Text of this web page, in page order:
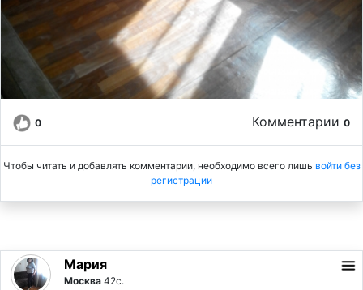
0 Комментарии 0
Чтобы читать и добавлять комментарии, необходимо всего лишь войти без
регистрации
Мария
Москва 42с.